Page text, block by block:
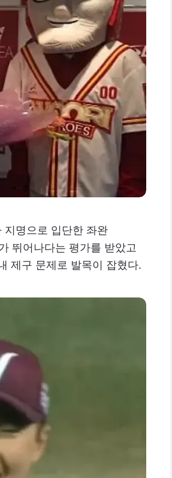
명으로 입단한 좌완
뛰어나다는 평가를 받았고
제구 문제로 발목이 잡혔다.